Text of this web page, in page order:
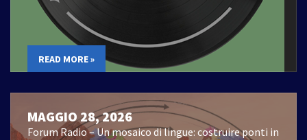
READ MORE »
MAGGIO 28, 2026
Forum Radio – Un mosaico di lingue: costruire ponti in